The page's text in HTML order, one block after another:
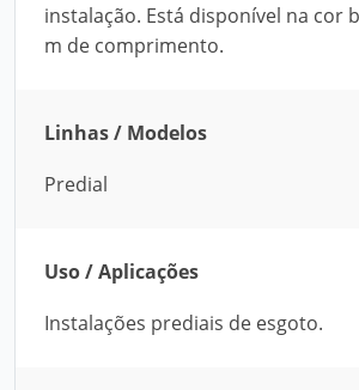
instalação. Está disponível na cor
m de comprimento.
Linhas / Modelos
Predial
Uso / Aplicações
Instalações prediais de esgoto.